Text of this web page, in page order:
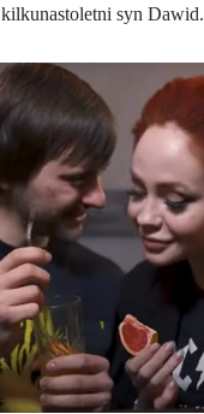
kilkunastoletni syn Dawid.